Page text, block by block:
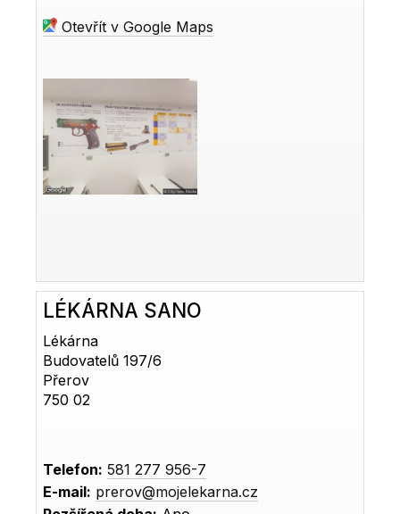
Otevřít v Google Maps
LÉKÁRNA SANO
Lékárna
Budovatelů 197/6
Přerov
750 02
Telefon: 581 277 956-7
E-mail: prerov@mojelekarna.cz